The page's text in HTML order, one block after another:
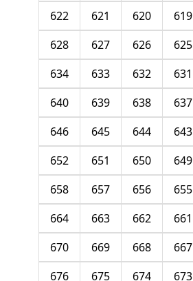
619
620
621
622
625
626
627
628
631
632
633
634
637
638
639
640
643
644
645
646
649
650
651
652
655
656
657
658
661
662
663
664
667
668
669
670
673
674
675
676